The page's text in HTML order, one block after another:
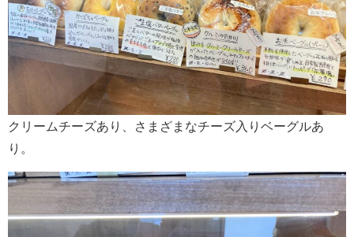
クリームチーズあり、さまざまなチーズ入りベーグルあ
り。